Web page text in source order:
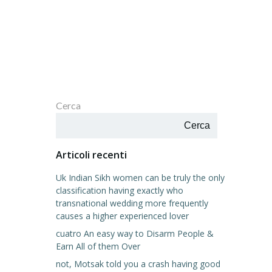
Cerca
Cerca
Articoli recenti
Uk Indian Sikh women can be truly the only
classification having exactly who
transnational wedding more frequently
causes a higher experienced lover
cuatro An easy way to Disarm People &
Earn All of them Over
not, Motsak told you a crash having good